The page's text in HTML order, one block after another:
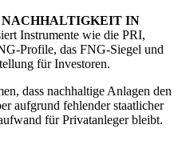
NACHHALTIGKEIT IN
Instrumente wie die PRI,
Profile, das FNG-Siegel und
für Investoren.
dass nachhaltige Anlagen den
aufgrund fehlender staatlicher
für Privatanleger bleibt.